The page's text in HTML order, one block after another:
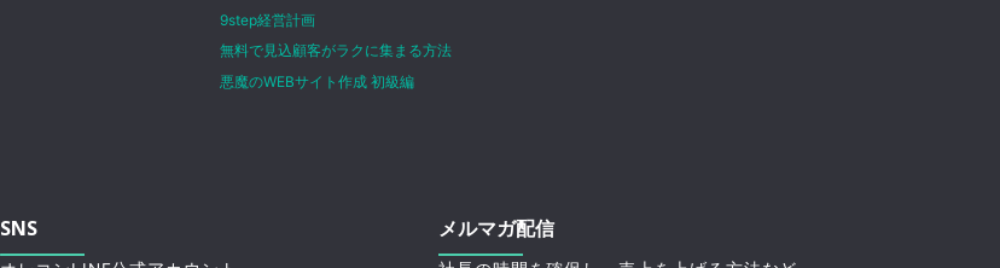
9step経営計画
無料で見込顧客がラクに集まる方法
悪魔のWEBサイト作成 初級編
SNS メルマガ配信